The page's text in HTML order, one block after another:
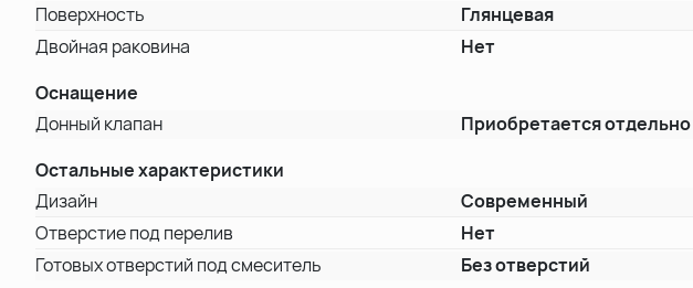
Поверхность
Глянцевая
Двойная раковина
Нет
Оснащение
Донный клапан
Приобретается отдельно
Остальные характеристики
Дизайн
Современный
Отверстие под перелив
Нет
Готовых отверстий под смеситель
Без отверстий